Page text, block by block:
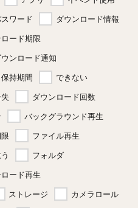
ワード
ダウンロード情報
ード期限
ウンロード通知
持期間
できない
ダウンロード回数
バックグラウンド再生
ファイル再生
フォルダ
ード再生
ストレージ
カメラロール